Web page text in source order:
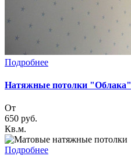
Подробнее
Натяжные потолки "Облака"
От
650 руб.
Кв.м.
Подробнее